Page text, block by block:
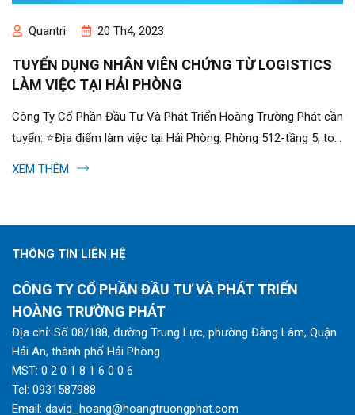
Quantri 20 Th4, 2023
TUYỂN DỤNG NHÂN VIÊN CHỨNG TỪ LOGISTICS
LÀM VIỆC TẠI HẢI PHÒNG
Công Ty Cổ Phần Đầu Tư Và Phát Triển Hoàng Trường Phát cần
tuyển: ⭐Địa điểm làm việc tại Hải Phòng: Phòng 512-tầng 5, toà
nhà TD Business, số 20A, Lê...
XEM THÊM
THÔNG TIN LIÊN HỆ
CÔNG TY CỔ PHẦN ĐẦU TƯ VÀ PHÁT TRIỂN
HOÀNG TRƯỜNG PHÁT
Địa chỉ: Số 08/188, đường Trung Lực, phường Đằng Lâm, Quận
Hải An, thành phố Hải Phòng
MST: 0 2 0 1 8 1 6 0 0 6
Tel: 0931587988
Email: david_hoang@hoangtruongphat.com